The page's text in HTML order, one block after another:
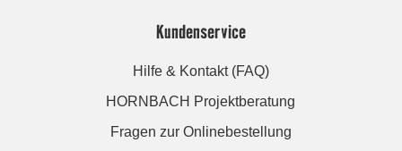
Kundenservice
Hilfe & Kontakt (FAQ)
HORNBACH Projektberatung
Fragen zur Onlinebestellung